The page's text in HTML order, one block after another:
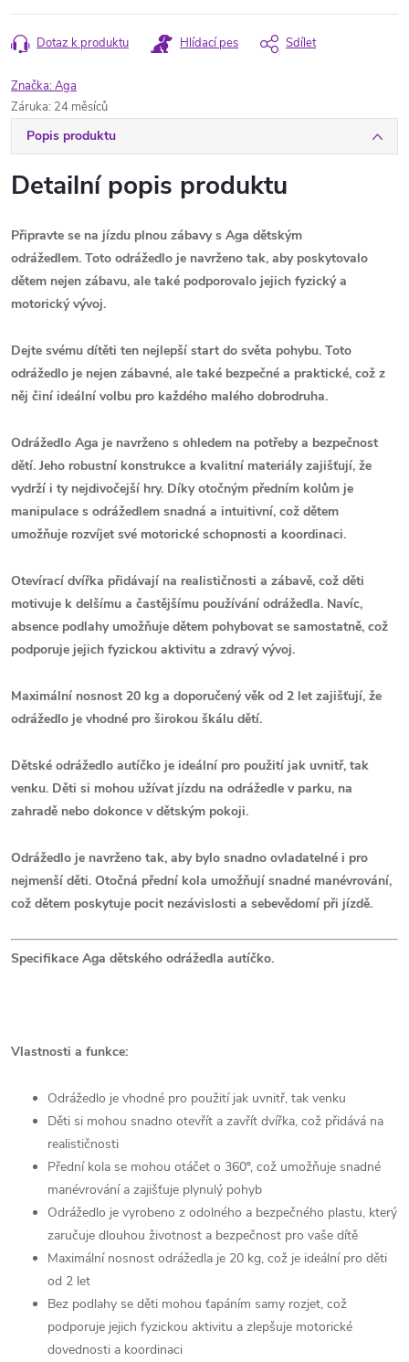
Dotaz k produktu Hlídací pes Sdílet
Značka:Aga
Záruka: 24 měsíců
Popis produktu
Detailní popis produktu
Připravte se na jízdu plnou zábavy s Aga dětským
odrážedlem. Toto odrážedlo je navrženo tak, aby poskytovalo
dětem nejen zábavu, ale také podporovalo jejich fyzický a
motorický vývoj.
Dejte svému dítěti ten nejlepší start do světa pohybu. Toto
odrážedlo je nejen zábavné, ale také bezpečné a praktické, což z
něj činí ideální volbu pro každého malého dobrodruha.
Odrážedlo Aga je navrženo s ohledem na potřeby a bezpečnost
dětí. Jeho robustní konstrukce a kvalitní materiály zajišťují, že
vydrží i ty nejdivočejší hry. Díky otočným předním kolům je
manipulace s odrážedlem snadná a intuitivní, což dětem
umožňuje rozvíjet své motorické schopnosti a koordinaci.
Otevírací dvířka přidávají na realističnosti a zábavě, což děti
motivuje k delšímu a častějšímu používání odrážedla. Navíc,
absence podlahy umožňuje dětem pohybovat se samostatně, což
podporuje jejich fyzickou aktivitu a zdravý vývoj.
Maximální nosnost 20 kg a doporučený věk od 2 let zajišťují, že
odrážedlo je vhodné pro širokou škálu dětí.
Dětské odrážedlo autíčko je ideální pro použití jak uvnitř, tak
venku. Děti si mohou užívat jízdu na odrážedle v parku, na
zahradě nebo dokonce v dětským pokoji.
Odrážedlo je navrženo tak, aby bylo snadno ovladatelné i pro
nejmenší děti. Otočná přední kola umožňují snadné manévrování,
což dětem poskytuje pocit nezávislosti a sebevědomí při jízdě.
Specifikace Aga dětského odrážedla autíčko.
Vlastnosti a funkce:
Odrážedlo je vhodné pro použití jak uvnitř, tak venku
Děti si mohou snadno otevřít a zavřít dvířka, což přidává na
realističnosti
Přední kola se mohou otáčet o 360º, což umožňuje snadné
manévrování a zajišťuje plynulý pohyb
Odrážedlo je vyrobeno z odolného a bezpečného plastu, který
zaručuje dlouhou životnost a bezpečnost pro vaše dítě
Maximální nosnost odrážedla je 20 kg, což je ideální pro děti
od 2 let
Bez podlahy se děti mohou ťapáním samy rozjet, což
podporuje jejich fyzickou aktivitu a zlepšuje motorické
dovednosti a koordinaci